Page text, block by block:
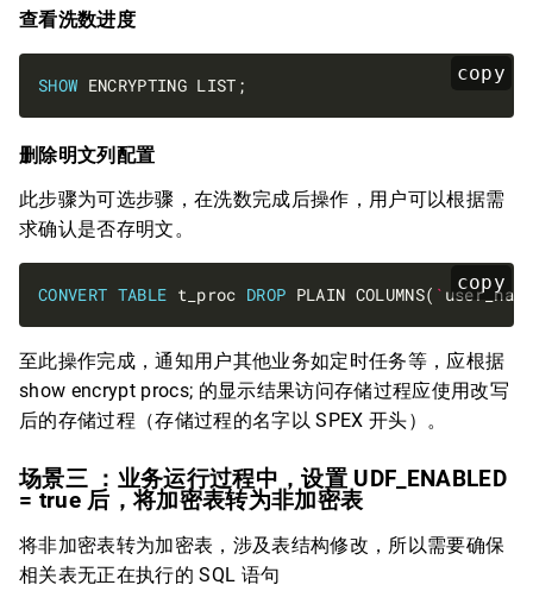
查看洗数进度
copy
SHOW
删除明文列配置
此步骤为可选步骤，在洗数完成后操作，用户可以根据需
求确认是否存明文。
copy
CONVERT TABLE t_proc DROP PLAIN COLUMNS( ` user_name
至此操作完成，通知用户其他业务如定时任务等，应根据
show encrypt procs; 的显示结果访问存储过程应使用改写
后的存储过程（存储过程的名字以 SPEX 开头）。
场景三 ：业务运行过程中，设置 UDF_ENABLED
= true 后，将加密表转为非加密表
将非加密表转为加密表，涉及表结构修改，所以需要确保
相关表无正在执行的 SQL 语句